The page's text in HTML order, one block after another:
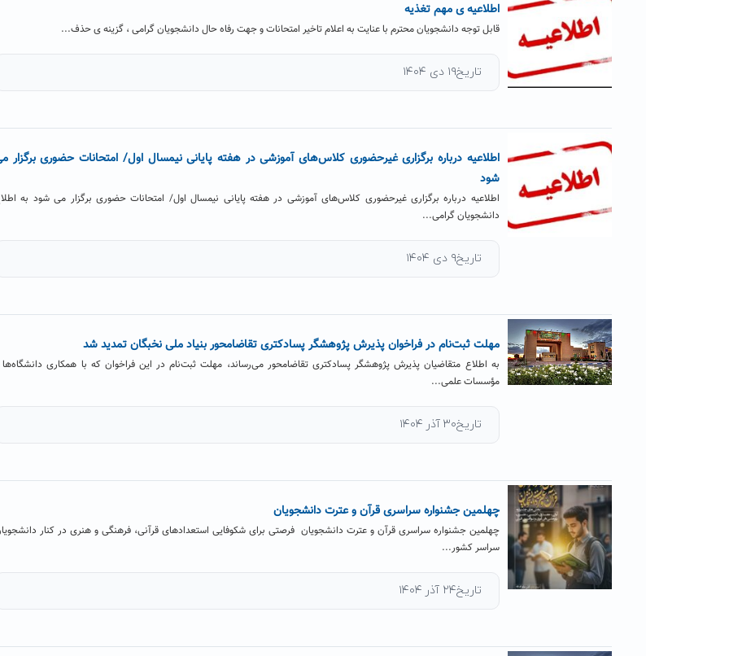
اطلاعیه ی مهم تغذیه
قابل توجه دانشجویان محترم با عنایت به اعلام تاخیر امتحانات و جهت رفاه حال دانشجویان گرامی ، گزینه ی حذف...
تاریخ۱۹ دی ۱۴۰۴
اطلاعیه درباره برگزاری غیرحضوری کلاس‌های آموزشی در هفته پایانی نیمسال اول/ امتحانات حضوری برگزار
شود
اطلاعیه درباره برگزاری غیرحضوری کلاس‌های آموزشی در هفته پایانی نیمسال اول/ امتحانات حضوری برگزار می شود به
دانشجویان گرامی...
تاریخ۹ دی ۱۴۰۴
مهلت ثبت‌نام در فراخوان پذیرش پژوهشگر پسادکتری تقاضامحور بنیاد ملی نخبگان تمدید شد
به اطلاع متقاضیان پذیرش پژوهشگر پسادکتری تقاضامحور می‌رساند، مهلت ثبت‌نام در این فراخوان که با همکاری
مؤسسات علمی...
تاریخ۳۰ آذر ۱۴۰۴
چهلمین جشنواره سراسری قرآن و عترت دانشجویان
چهلمین جشنواره سراسری قرآن و عترت دانشجویان فرصتی برای شکوفایی استعدادهای قرآنی، فرهنگی و هنری در کنار
سراسر کشور...
تاریخ۲۴ آذر ۱۴۰۴